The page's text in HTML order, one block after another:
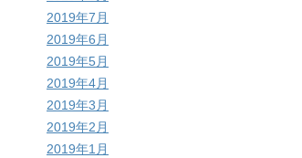
2019年7月
2019年6月
2019年5月
2019年4月
2019年3月
2019年2月
2019年1月